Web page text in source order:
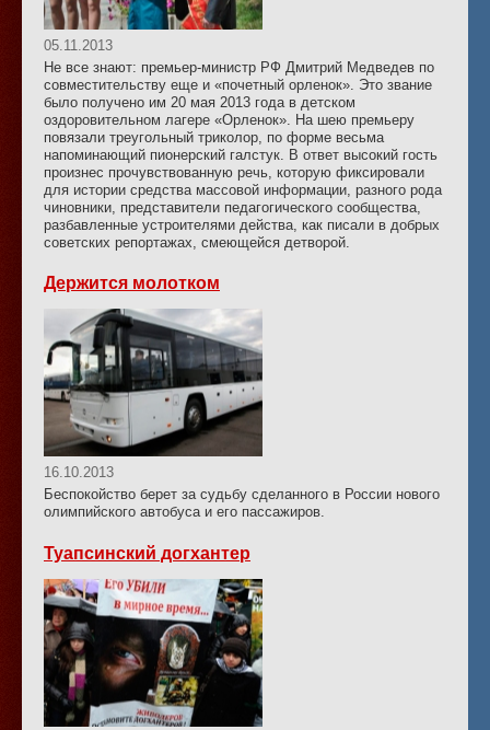
05.11.2013
Не все знают: премьер-министр РФ Дмитрий Медведев по
совместительству еще и «почетный орленок». Это звание
было получено им 20 мая 2013 года в детском
оздоровительном лагере «Орленок». На шею премьеру
повязали треугольный триколор, по форме весьма
напоминающий пионерский галстук. В ответ высокий гость
произнес прочувствованную речь, которую фиксировали
для истории средства массовой информации, разного рода
чиновники, представители педагогического сообщества,
разбавленные устроителями действа, как писали в добрых
советских репортажах, смеющейся детворой.
Держится молотком
16.10.2013
Беспокойство берет за судьбу сделанного в России нового
олимпийского автобуса и его пассажиров.
Туапсинский догхантер